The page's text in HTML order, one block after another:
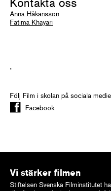
Kontakta oss
Anna Håkansson
Fatima Khayari
.
Följ Film i skolan på sociala
Facebook
Vi stärker filmen
Stiftelsen Svenska Filminstitutet